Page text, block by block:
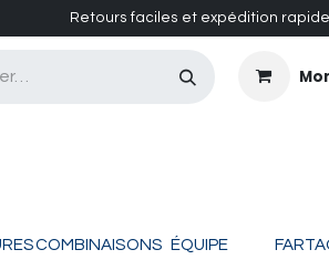
Retours faciles et expédition rapide
COMBINAISONS
ÉQUIPE